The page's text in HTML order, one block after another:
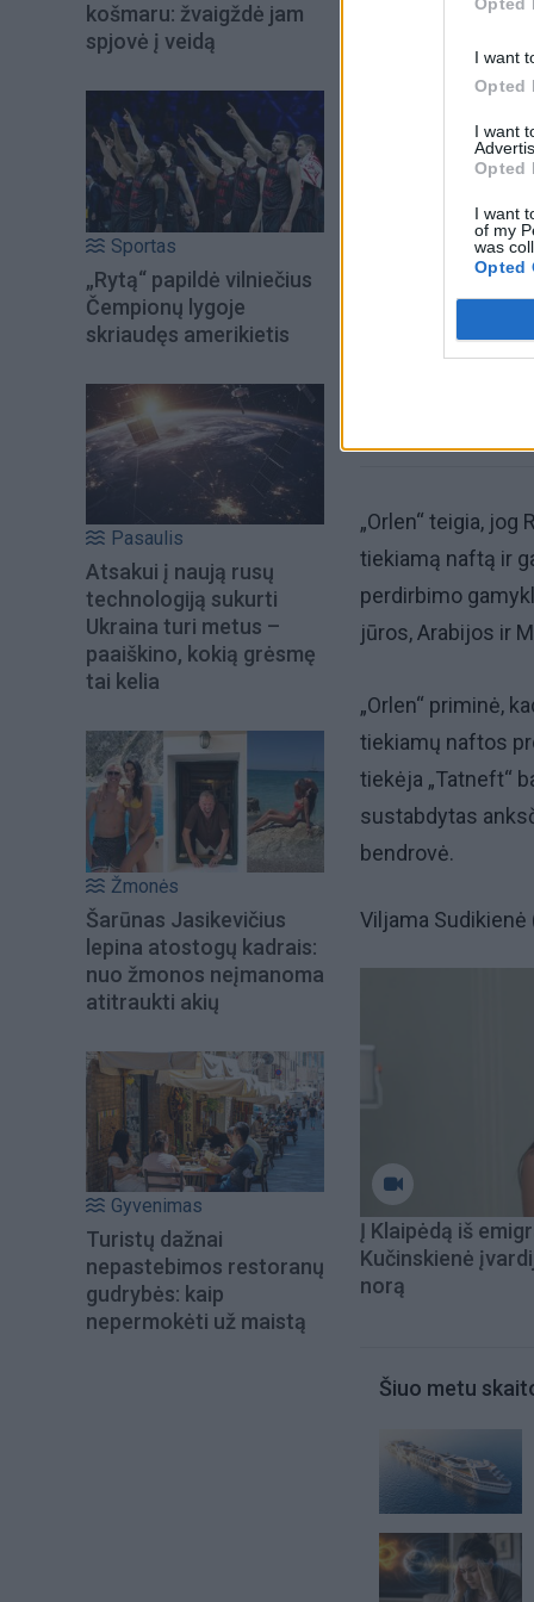
I want
Opted
I want
Opted
I want
of my
was
Opted
košmaru: žvaigždė jam
spjovė į veidą
Sportas
„Rytą“ papildė vilniečius
Čempionų lygoje
skriaudęs amerikietis
Pasaulis
Atsakui į naują rusų
technologiją sukurti
Ukraina turi metus –
paaiškino, kokią grėsmę
tai kelia
Žmonės
Šarūnas Jasikevičius
lepina atostogų kadrais:
nuo žmonos neįmanoma
atitraukti akių
Gyvenimas
Turistų dažnai
nepastebimos restoranų
gudrybės: kaip
nepermokėti už maistą
Šiuo metu
„Orlen“ teigia,
tiekiamą naftą ir
perdirbimo
jūros, Arabijos ir
„Orlen“ priminė,
tiekiamų naftos
tiekėja „Tatneft“
sustabdytas
bendrovė.
Viljama Sudikienė
Į Klaipėdą iš
Kučinskienė
norą
Šiuo metu